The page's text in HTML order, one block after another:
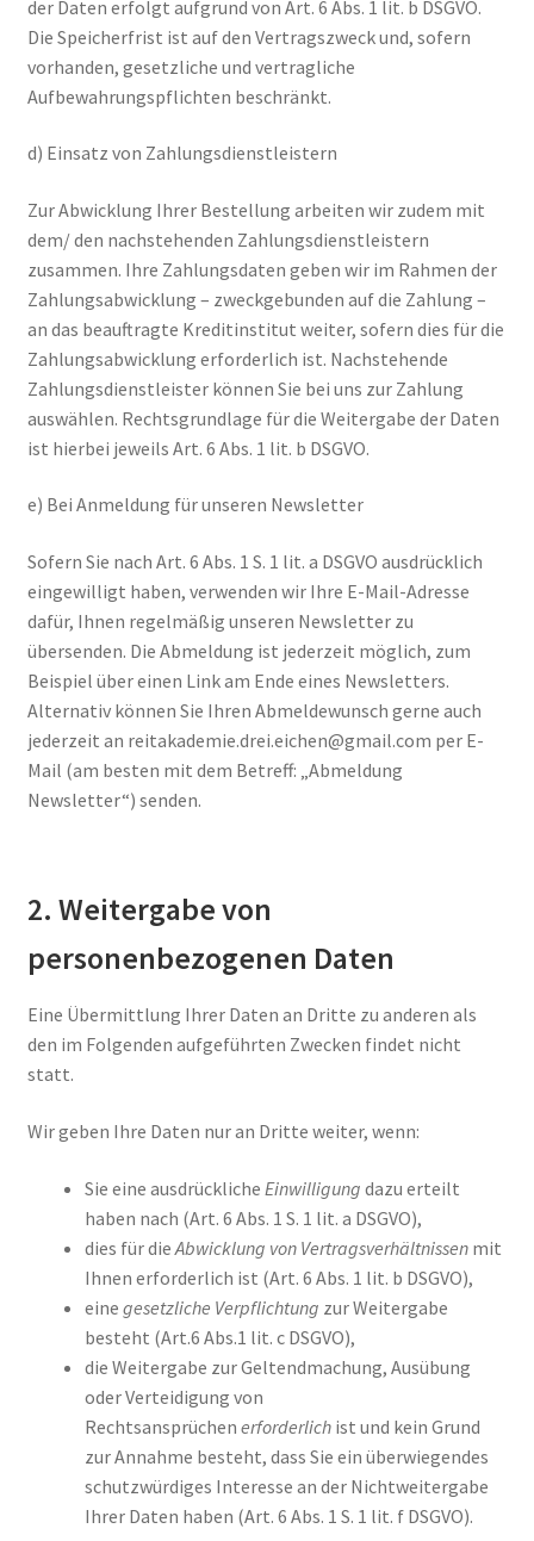
der Daten erfolgt aufgrund von Art. 6 Abs. 1 lit. b DSGVO.
Die Speicherfrist ist auf den Vertragszweck und, sofern
vorhanden, gesetzliche und vertragliche
Aufbewahrungspflichten beschränkt.
d) Einsatz von Zahlungsdienstleistern
Zur Abwicklung Ihrer Bestellung arbeiten wir zudem mit
dem/ den nachstehenden Zahlungsdienstleistern
zusammen. Ihre Zahlungsdaten geben wir im Rahmen der
Zahlungsabwicklung – zweckgebunden auf die Zahlung –
an das beauftragte Kreditinstitut weiter, sofern dies für die
Zahlungsabwicklung erforderlich ist. Nachstehende
Zahlungsdienstleister können Sie bei uns zur Zahlung
auswählen. Rechtsgrundlage für die Weitergabe der Daten
ist hierbei jeweils Art. 6 Abs. 1 lit. b DSGVO.
e) Bei Anmeldung für unseren Newsletter
Sofern Sie nach Art. 6 Abs. 1 S. 1 lit. a DSGVO ausdrücklich
eingewilligt haben, verwenden wir Ihre E-Mail-Adresse
dafür, Ihnen regelmäßig unseren Newsletter zu
übersenden. Die Abmeldung ist jederzeit möglich, zum
Beispiel über einen Link am Ende eines Newsletters.
Alternativ können Sie Ihren Abmeldewunsch gerne auch
jederzeit an reitakademie.drei.eichen@gmail.com per E-
Mail (am besten mit dem Betreff: „Abmeldung
Newsletter“) senden.
2. Weitergabe von
personenbezogenen Daten
Eine Übermittlung Ihrer Daten an Dritte zu anderen als
den im Folgenden aufgeführten Zwecken findet nicht
statt.
Wir geben Ihre Daten nur an Dritte weiter, wenn:
Sie eine ausdrückliche Einwilligung dazu erteilt
haben nach (Art. 6 Abs. 1 S. 1 lit. a DSGVO),
dies für die Abwicklung von Vertragsverhältnissenmit
Ihnen erforderlich ist (Art. 6 Abs. 1 lit. b DSGVO),
eine gesetzliche Verpflichtung zur Weitergabe
besteht (Art.6 Abs.1 lit. c DSGVO),
die Weitergabe zur Geltendmachung, Ausübung
oder Verteidigung von
Rechtsansprüchen erforderlichist und kein Grund
zur Annahme besteht, dass Sie ein überwiegendes
schutzwürdiges Interesse an der Nichtweitergabe
Ihrer Daten haben (Art. 6 Abs. 1 S. 1 lit. f DSGVO).